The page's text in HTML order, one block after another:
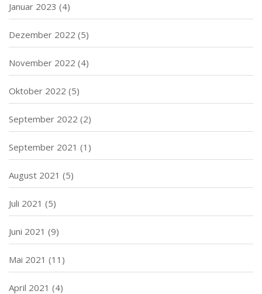
Januar 2023 (4)
Dezember 2022 (5)
November 2022 (4)
Oktober 2022 (5)
September 2022 (2)
September 2021 (1)
August 2021 (5)
Juli 2021 (5)
Juni 2021 (9)
Mai 2021 (11)
April 2021 (4)